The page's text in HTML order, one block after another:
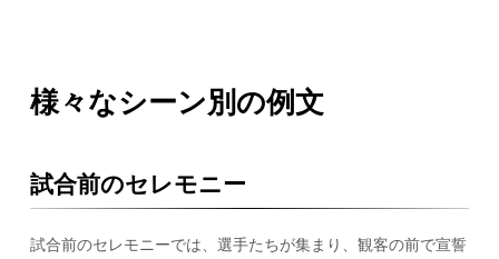
様々なシーン別の例文
試合前のセレモニー
試合前のセレモニーでは、選手たちが集まり、観客の前で宣誓